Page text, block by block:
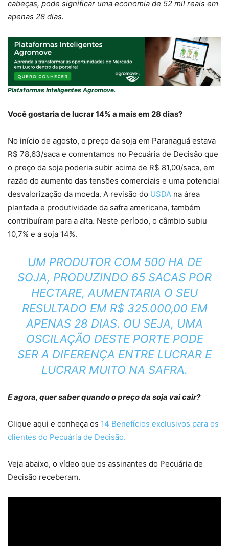
cabeças, pode significar uma economia de 52 mil reais em
apenas 28 dias.
Plataformas Inteligentes Agromove.
Você gostaria de lucrar 14% a mais em 28 dias?
No início de agosto, o preço da soja em Paranaguá estava
R$ 78,63/saca e comentamos no Pecuária de Decisão que
o preço da soja poderia subir acima de R$ 81,00/saca, em
razão do aumento das tensões comerciais e uma potencial
desvalorização da moeda. A revisão do USDA na área
plantada e produtividade da safra americana, também
contribuíram para a alta. Neste período, o câmbio subiu
10,7% e a soja 14%.
UM PRODUTOR COM 500 HA DE
SOJA, PRODUZINDO 65 SACAS POR
HECTARE, AUMENTARIA O SEU
RESULTADO EM R$ 325.000,00 EM
APENAS 28 DIAS. OU SEJA, UMA
OSCILAÇÃO DESTE PORTE PODE
SER A DIFERENÇA ENTRE LUCRAR E
LUCRAR MUITO NA SAFRA.
E agora, quer saber quando o preço da soja vai cair?
Clique aqui e conheça os 14 Benefícios exclusivos para os
clientes do Pecuária de Decisão.
Veja abaixo, o vídeo que os assinantes do Pecuária de
Decisão receberam.